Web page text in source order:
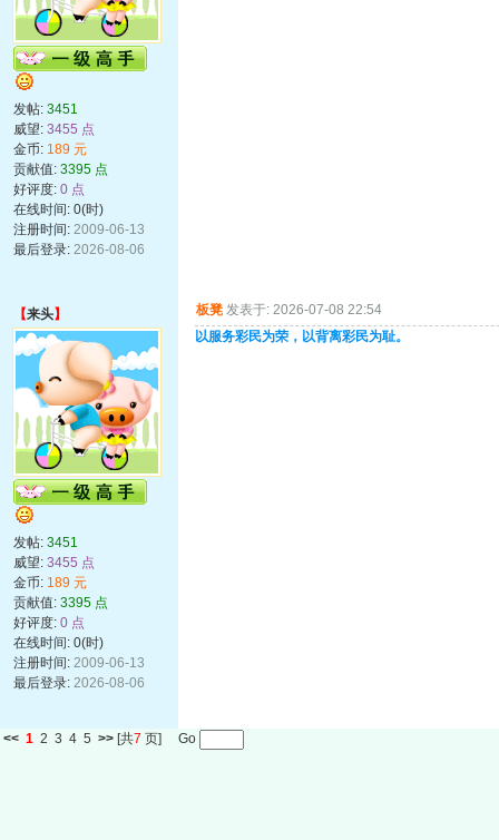
发帖: 3451
威望: 3455 点
金币: 189 元
贡献值: 3395 点
好评度: 0 点
在线时间: 0(时)
注册时间: 2009-06-13
最后登录: 2026-08-06
【来头】
发帖: 3451
威望: 3455 点
金币: 189 元
贡献值: 3395 点
好评度: 0 点
在线时间: 0(时)
注册时间: 2009-06-13
最后登录: 2026-08-06
板凳 发表于: 2026-07-08 22:54
以服务彩民为荣，以背离彩民为耻。
<< 1 2 3 4 5 >> [共7 页] Go